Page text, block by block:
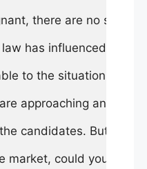
there are no
has influenced this
to the situation in
approaching and
candidates. But if
could you tell